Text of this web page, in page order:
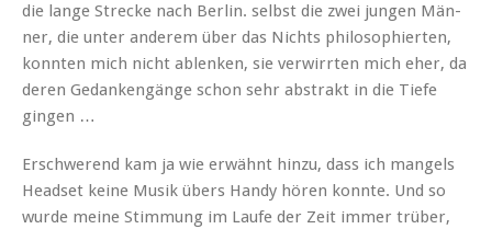
die lange Strecke nach Berlin. selb­st die zwei jun­gen Män­
ner, die unter anderem über das Nichts philoso­phierten,
kon­nten mich nicht ablenken, sie ver­wirrten mich eher, da
deren Gedankengänge schon sehr abstrakt in die Tiefe
gingen …
Erschw­erend kam ja wie erwäh­nt hinzu, dass ich man­gels
Head­set keine Musik übers Handy hören kon­nte. Und so
wurde meine Stim­mung im Laufe der Zeit immer trüber,